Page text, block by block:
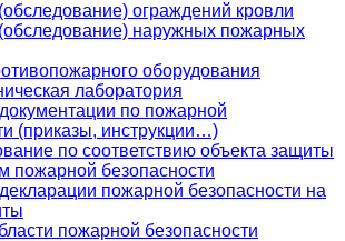
ограждений кровли
наружных пожарных
оборудования
лаборатория
по пожарной
(приказы, инструкции…)
по соответствию объекта защиты
пожарной безопасности
пожарной безопасности на
пожарной безопасности